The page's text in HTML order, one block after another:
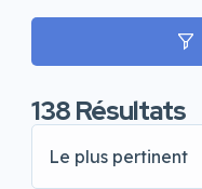
138Résultats
Le plus pertinent